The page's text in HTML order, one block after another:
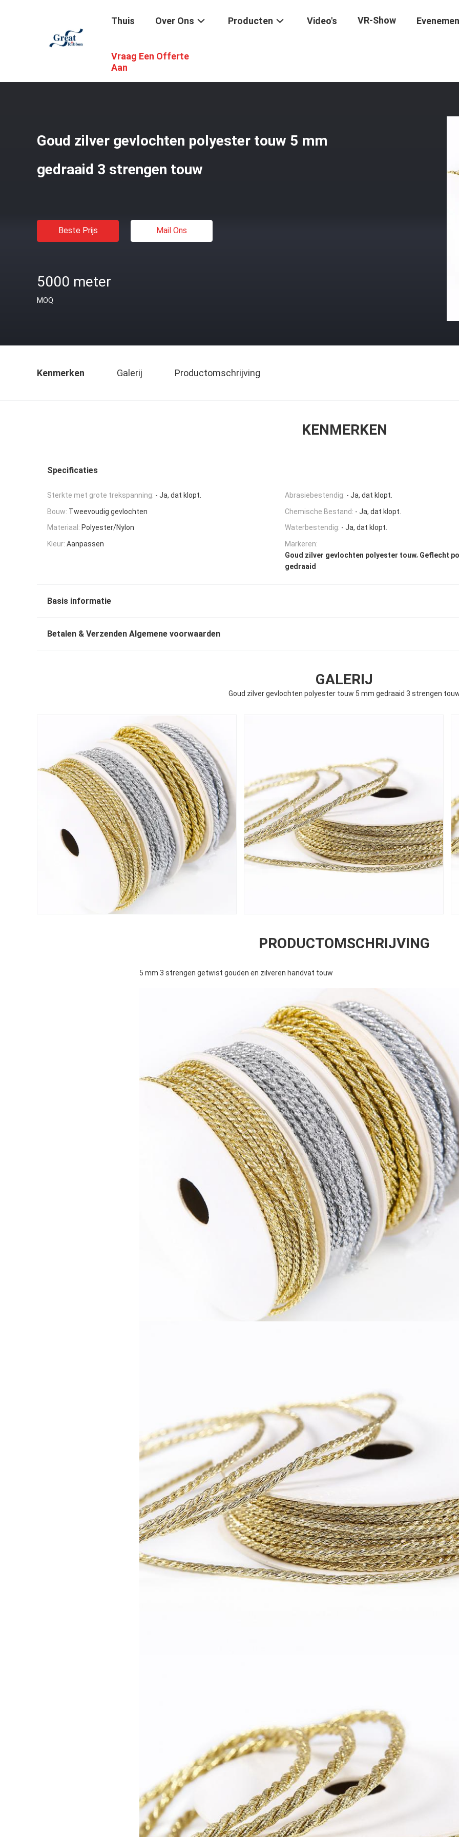
Thuis Over Ons Producten Video's VR-Show
Vraag Een Offerte
Aan
Polyester- En Nylontouw
Goud zilver gevlochten polyester touw 5 mm
gedraaid 3 strengen touw
Beste Prijs Mail Ons
5000 meter
MOQ
Kenmerken Galerij Productomschrijving
KENMERKEN
Specificaties
Sterkte met grote trekspanning: - Ja, dat klopt. Abrasiebestendig: - Ja, dat klopt.
Bouw: Tweevoudig gevlochten Chemische Bestand: - Ja, dat klopt.
Materiaal: Polyester/Nylon Waterbestendig: - Ja, dat klopt.
Kleur: Aanpassen
Markeren:
Goud zilver gevlochten polyester touw, Geflecht
gedraaid
Basis informatie
Betalen & Verzenden Algemene voorwaarden
GALERIJ
Goud zilver gevlochten polyester touw 5 mm gedraaid 3 strengen
PRODUCTOMSCHRIJVING
5 mm 3 strengen getwist gouden en zilveren handvat touw